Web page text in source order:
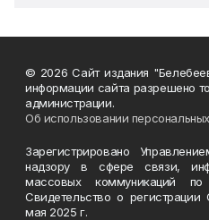
© 2026 Сайт издания
информации сайта разрешено
администрации.
Об использовании
Зарегистрировано
надзору в сфере связи,
массовых коммуникаций по
Свидетельство о
мая 2025 г.